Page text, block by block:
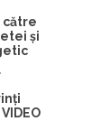
către
și